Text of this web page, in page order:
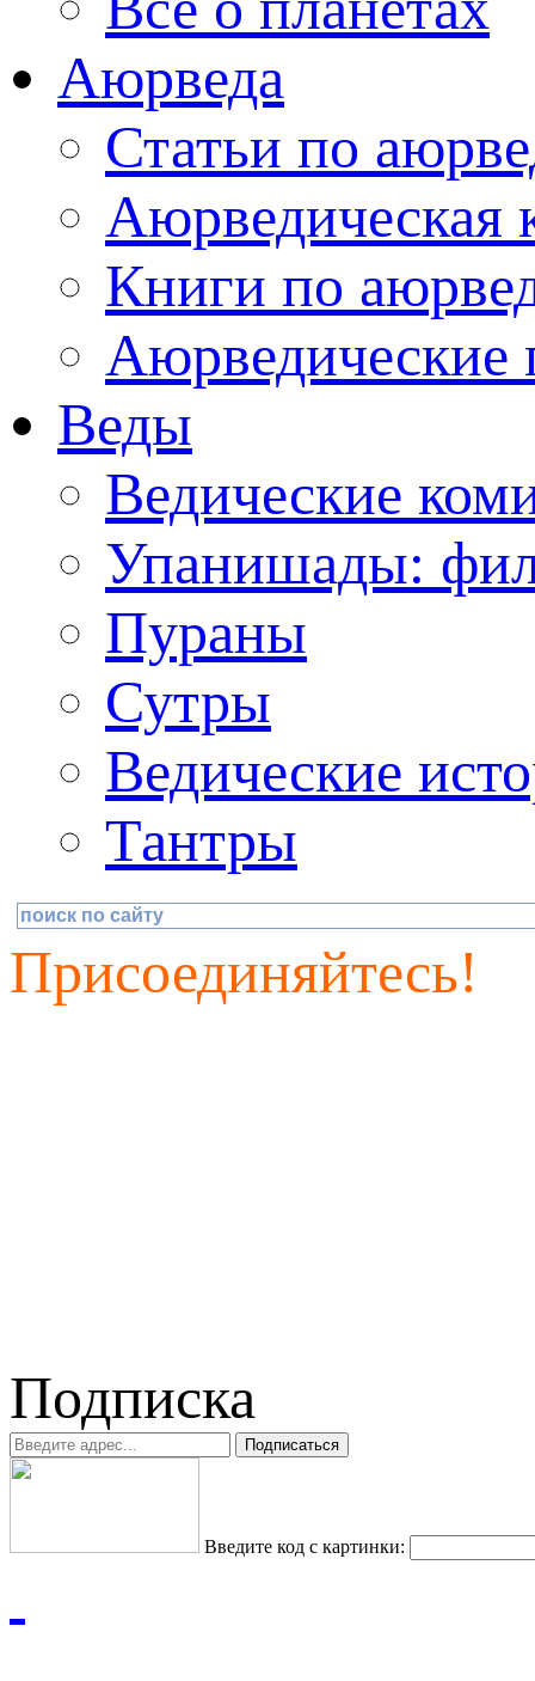
Аюрведа
Статьи по
Аюрведическая
Книги по
Аюрведические
Веды
Ведические
Упанишады:
Пураны
Сутры
Ведические
Тантры
Присоединяйтесь!
Подписка
Введите код с картинки: